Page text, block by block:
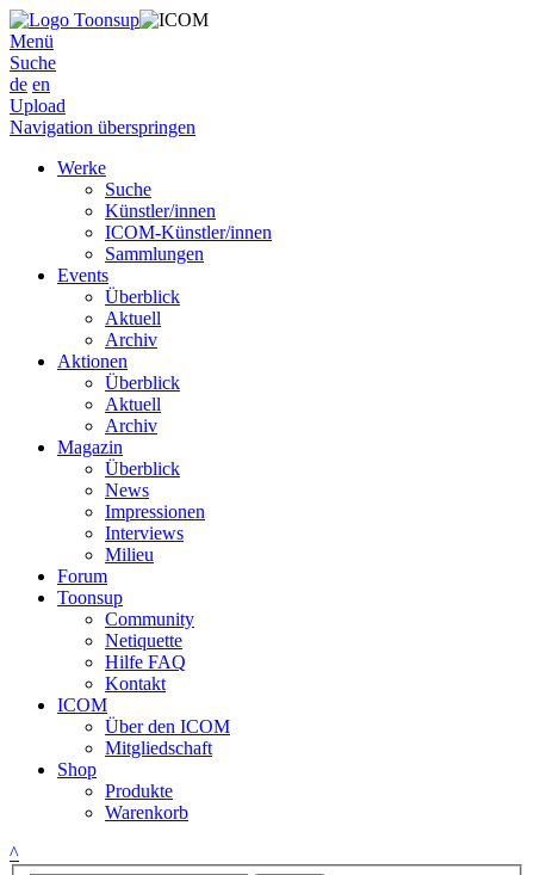
Menü
Suche
de en
Upload
Navigation überspringen
Werke
Suche
Künstler/innen
ICOM-Künstler/innen
Sammlungen
Events
Überblick
Aktuell
Archiv
Aktionen
Überblick
Aktuell
Archiv
Magazin
Überblick
News
Impressionen
Interviews
Milieu
Forum
Toonsup
Community
Netiquette
Hilfe FAQ
Kontakt
ICOM
Über den ICOM
Mitgliedschaft
Shop
Produkte
Warenkorb
^